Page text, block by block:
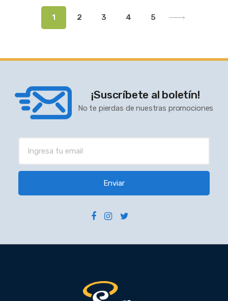
1 2 3 4 5
¡Suscríbete al boletín!
No te pierdas de nuestras promociones
Enviar